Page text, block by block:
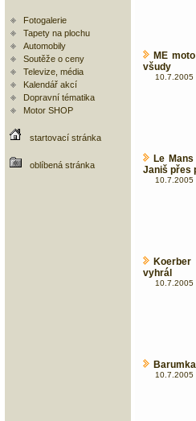
Fotogalerie
Tapety na plochu
Automobily
Soutěže o ceny
Televize, média
Kalendář akcí
Dopravní tématika
Motor SHOP
startovací stránka
oblíbená stránka
ME
všudy
10.7.2005
Le
Janiš přes
10.7.2005
vyhrál
10.7.2005
10.7.2005